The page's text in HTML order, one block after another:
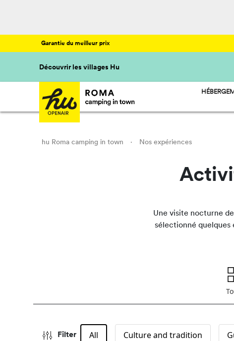
Garantie du meilleur prix
Découvrir les villages Hu
hu Roma camping in town · Nos expériences
Une visite nocturne
sélectionné quelques
Filter All Culture and tradition